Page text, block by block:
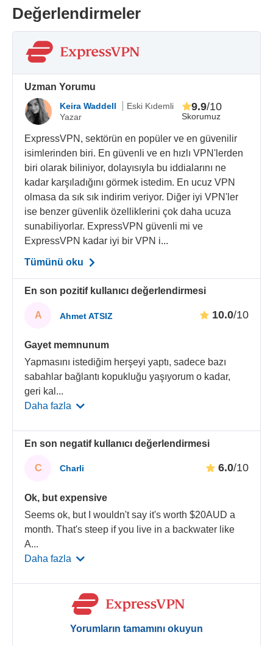
Değerlendirmeler
Uzman Yorumu
Keira Waddell
Eski Kıdemli
Yazar
Skorumuz
9.9/10
ExpressVPN, sektörün en popüler ve en güvenilir
isimlerinden biri. En güvenli ve en hızlı VPN'lerden
biri olarak biliniyor, dolayısıyla bu iddialarını ne
kadar karşıladığını görmek istedim. En ucuz VPN
olmasa da sık sık indirim veriyor. Diğer iyi VPN'ler
ise benzer güvenlik özelliklerini çok daha ucuza
sunabiliyorlar. ExpressVPN güvenli mi ve
ExpressVPN kadar iyi bir VPN i...
Tümünü oku
En son pozitif kullanıcı değerlendirmesi
A Ahmet ATSIZ 10.0/10
Gayet memnunum
Yapmasını istediğim herşeyi yaptı, sadece bazı
sabahlar bağlantı kopukluğu yaşıyorum o kadar,
geri kal ...
Daha fazla
En son negatif kullanıcı değerlendirmesi
C Charli 6.0/10
Ok, but expensive
Seems ok, but I wouldn't say it's worth $20AUD a
month. That's steep if you live in a backwater like
A...
Daha fazla
Yorumların tamamını okuyun